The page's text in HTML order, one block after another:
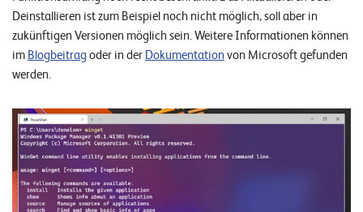
Deinstallieren ist zum Beispiel noch nicht möglich, soll aber in
zukünftigen Versionen möglich sein. Weitere Informationen können
im Blogbeitragoder in der Dokumentation von Microsoft gefunden
werden.